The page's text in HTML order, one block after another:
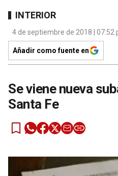
INTERIOR
4 de septiembre de 2018 | 07:52
Añadir como fuente en
Se viene nueva
Santa Fe